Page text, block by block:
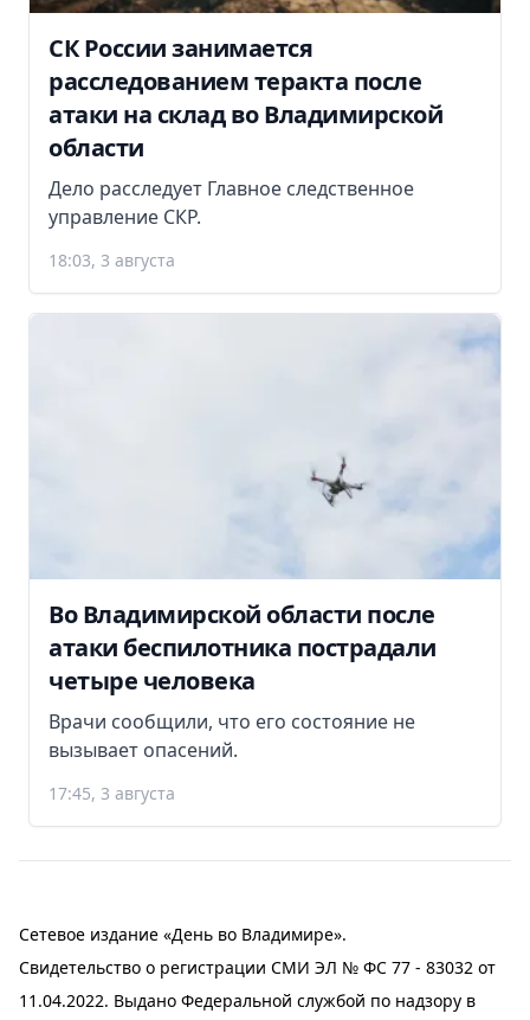
СК России занимается
расследованием теракта после
атаки на склад во Владимирской
области
Дело расследует Главное следственное
управление СКР.
18:03, 3 августа
Во Владимирской области после
атаки беспилотника пострадали
четыре человека
Врачи сообщили, что его состояние не
вызывает опасений.
17:45, 3 августа
Сетевое издание «День во Владимире».
Свидетельство о регистрации СМИ ЭЛ № ФС 77 - 83032 от
11.04.2022. Выдано Федеральной службой по надзору в